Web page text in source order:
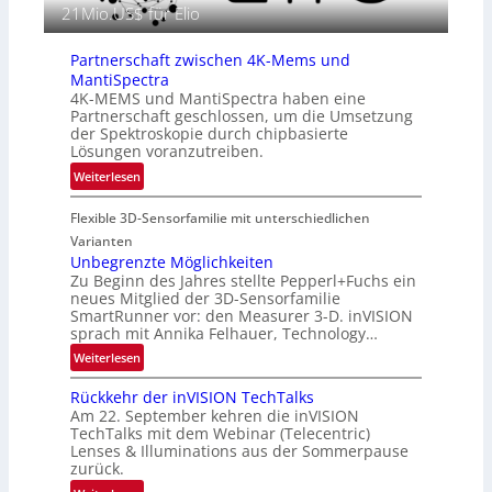
e
n
L
u
f
t
u
a
u
m
f
a
h
r
t
t
e
c
M
E
A
-
R
e
g
i
o
n
21Mio.US$ für Elio
Partnerschaft zwischen 4K-Mems und
MantiSpectra
4K-MEMS und MantiSpectra haben eine
Partnerschaft geschlossen, um die Umsetzung
der Spektroskopie durch chipbasierte
Lösungen voranzutreiben.
Weiterlesen:
P
a
t
n
e
r
s
c
h
a
f
t
Flexible 3D-Sensorfamilie mit unterschiedlichen
Varianten
Unbegrenzte Möglichkeiten
Zu Beginn des Jahres stellte Pepperl+Fuchs ein
neues Mitglied der 3D-Sensorfamilie
SmartRunner vor: den Measurer 3-D. inVISION
sprach mit Annika Felhauer, Technology…
Weiterlesen:
U
n
b
e
g
r
Rückkehr der inVISION TechTalks
Am 22. September kehren die inVISION
TechTalks mit dem Webinar (Telecentric)
Lenses & Illuminations aus der Sommerpause
zurück.